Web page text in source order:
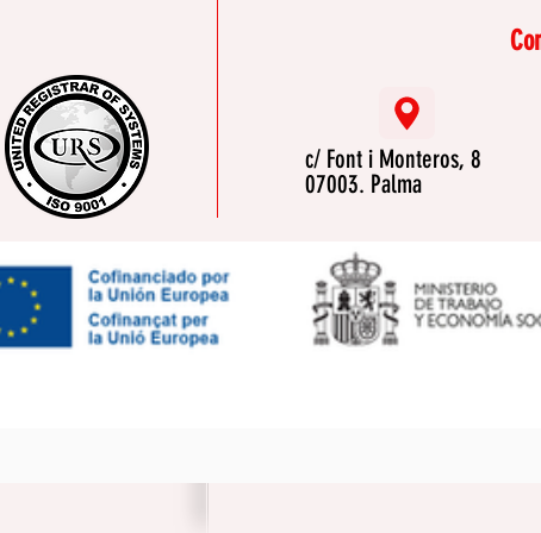
c/ Font i Monteros, 8
07003. Palma